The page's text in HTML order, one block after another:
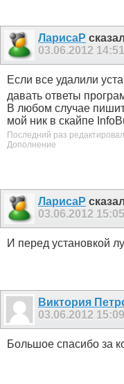
ЛарисаР
03.06.2012 14:51
Если все удалили
давать ответы
В любом случае
мой ник в скайпе
Последний раз
Дополнение
ЛарисаР
03.06.2012 15:05
И перед установкой
Виктория
03.06.2012 15:09
Большое спасибо за